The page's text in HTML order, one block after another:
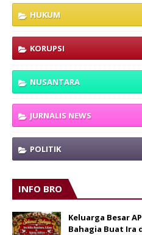
HUKUM
KORUPSI
NUSANTARA
JURNALIS NEWS
POLITIK
INFO BRO
Keluarga Besar
Bahagia Buat Ira